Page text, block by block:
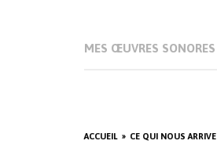
MES ŒUVRES SONORES
ACCUEIL CE QUI NOUS ARRIVE